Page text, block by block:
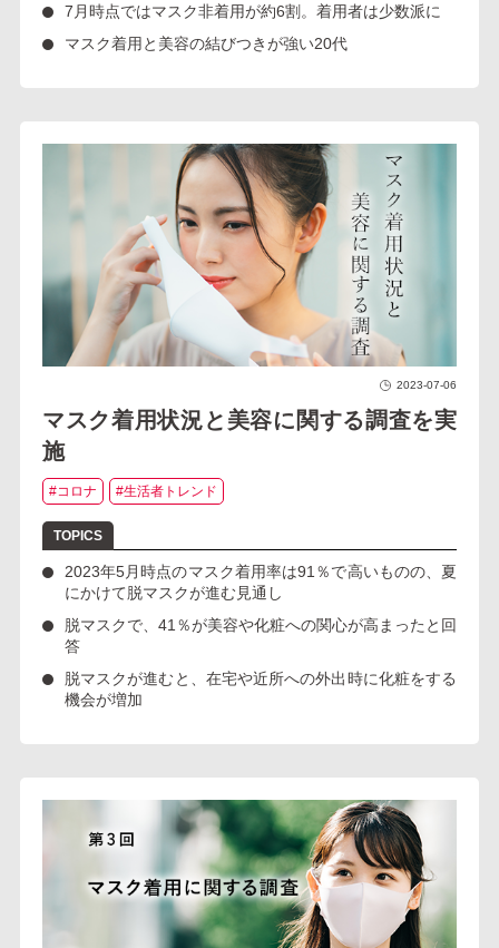
7月時点ではマスク非着用が約6割。着用者は少数派に
マスク着用と美容の結びつきが強い20代
2023-07-06
マスク着用状況と美容に関する調査を実
施
#コロナ #生活者トレンド
2023年5月時点のマスク着用率は91％で高いものの、夏
にかけて脱マスクが進む見通し
脱マスクで、41％が美容や化粧への関心が高まったと回
答
脱マスクが進むと、在宅や近所への外出時に化粧をする
機会が増加